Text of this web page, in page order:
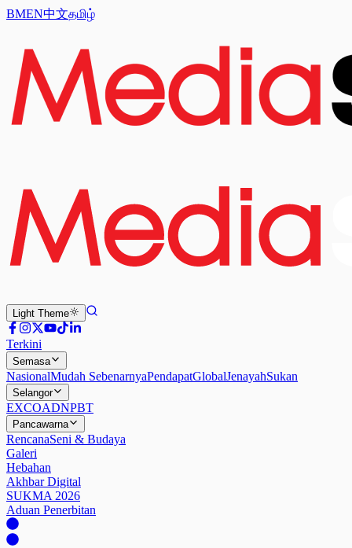
BMEN中文தமிழ்
Light Theme
Terkini
Semasa
NasionalMudah SebenarnyaPendapatGlobalJenayahSukan
Selangor
EXCOADNPBT
Pancawarna
RencanaSeni & Budaya
Galeri
Hebahan
Akhbar Digital
SUKMA 2026
Aduan Penerbitan